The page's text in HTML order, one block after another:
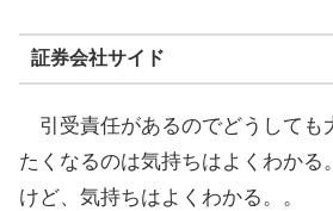
証券会社サイド
引受責任があるのでどうしても
たくなるのは気持ちはよくわかる
けど、気持ちはよくわかる。。